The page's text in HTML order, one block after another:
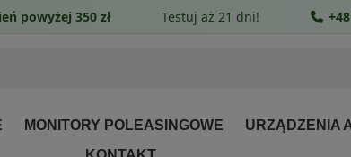
MONITORY POLEASINGOWE URZĄDZENIA
powyżej 350 zł Testuj aż 21 dni!